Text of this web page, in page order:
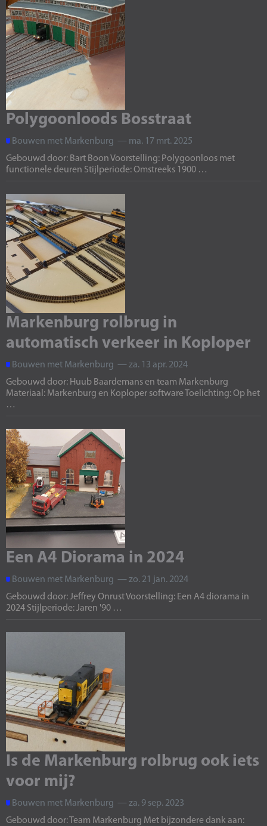
Polygoonloods Bosstraat
Bouwen met Markenburg — ma. 17 mrt. 2025
Gebouwd door: Bart Boon Voorstelling: Polygoonloos met
functionele deuren Stijlperiode: Omstreeks 1900 …
Markenburg rolbrug in
automatisch verkeer in Koploper
Bouwen met Markenburg — za. 13 apr. 2024
Gebouwd door: Huub Baardemans en team Markenburg
Materiaal: Markenburg en Koploper software Toelichting: Op het
…
Een A4 Diorama in 2024
Bouwen met Markenburg — zo. 21 jan. 2024
Gebouwd door: Jeffrey Onrust Voorstelling: Een A4 diorama in
2024 Stijlperiode: Jaren '90 …
Is de Markenburg rolbrug ook iets
voor mij?
Bouwen met Markenburg — za. 9 sep. 2023
Gebouwd door: Team Markenburg Met bijzondere dank aan: